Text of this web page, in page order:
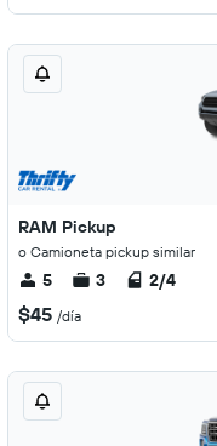
RAM Pickup
o Camioneta pickup similar
5 3 2/4
$45 /día